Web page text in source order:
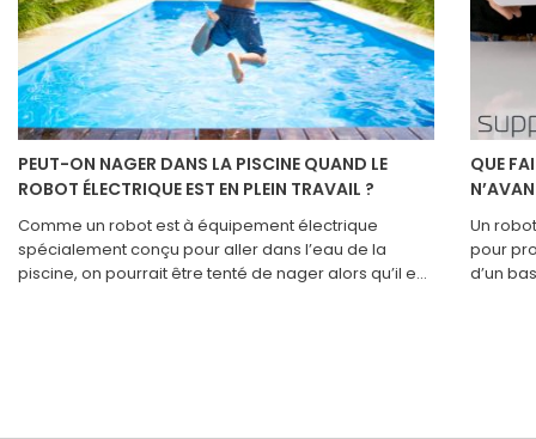
PEUT-ON NAGER DANS LA PISCINE QUAND LE
ROBOT ÉLECTRIQUE EST EN PLEIN TRAVAIL ?
Comme un robot est à équipement électrique
spécialement conçu pour aller dans l’eau de la
piscine, on pourrait être tenté de nager alors qu’il est
QUE
Un
pour
d’un